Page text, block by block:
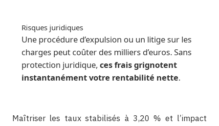
Risques juridiques
Une procédure d’expulsion ou un litige sur les
charges peut coûter des milliers d’euros. Sans
protection juridique, ces frais grignotent
instantanément votre rentabilité nette.
Maîtriser les taux stabilisés à 3,20 % et l’impact